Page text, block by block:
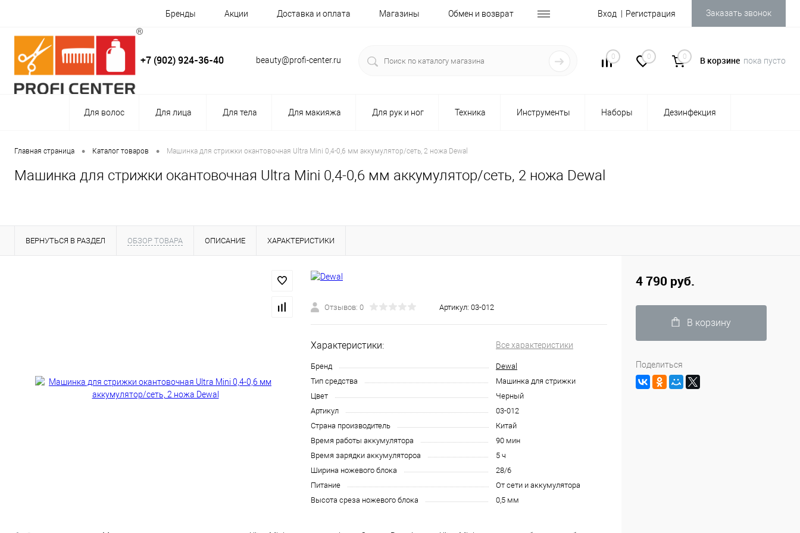
Бренды Акции Доставка и оплата Магазины Обмен и возврат Вход Регистрация Заказать звонок
+7 (902) 924-36-40 beauty@profi-center.ru 0 0 0 В корзине пока пусто
Для волос Для лица Для тела Для макияжа Для рук и ног Техника Инструменты Наборы Дезинфекция
Главная страница • Каталог товаров • Машинка для стрижки окантовочная Ultra Mini 0,4-0,6 мм аккумулятор/сеть, 2 ножа Dewal
Машинка для стрижки окантовочная Ultra Mini 0,4-0,6 мм аккумулятор/сеть, 2 ножа Dewal
ВЕРНУТЬСЯ В РАЗДЕЛ ОБЗОР ТОВАРА ОПИСАНИЕ ХАРАКТЕРИСТИКИ
Отзывов: 0 Артикул: 03-012
Характеристики: Все характеристики
Бренд
Dewal
Тип средства
Машинка для стрижки
Цвет
Черный
Артикул
03-012
Страна производитель
Китай
Время работы аккумулятора
90 мин
Время зарядки аккумулятороа
5 ч
Ширина ножевого блока
28/6
Питание
От сети и аккумулятора
Высота среза ножевого блока
0,5 мм
4 790 руб.
В корзину
Поделиться